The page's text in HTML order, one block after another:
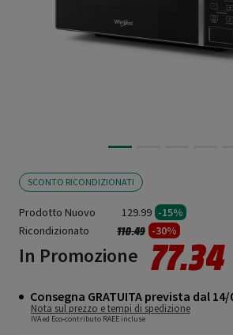
SCONTO RICONDIZIONATI
Prodotto Nuovo 129.99 -15%
Ricondizionato
Prezzo ridotto da
110.49a -30%
In Promozione 77.34
Consegna GRATUITA prevista dal
Nota sul prezzo e tempi di spedizione
IVA ed Eco-contributo RAEE incluse